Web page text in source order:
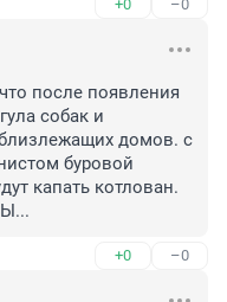
+0 –0
после появления
собак и
домов. с
буровой
капать котлован.
+0 –0